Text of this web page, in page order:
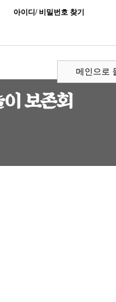
아이디/ 비밀번호 찾기
메인으로